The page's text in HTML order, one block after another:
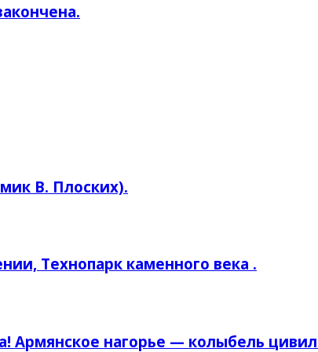
В. Плоских).
Технопарк каменного века .
Армянское нагорье — колыбель